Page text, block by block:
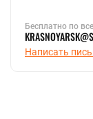
Бесплатно по
Написать